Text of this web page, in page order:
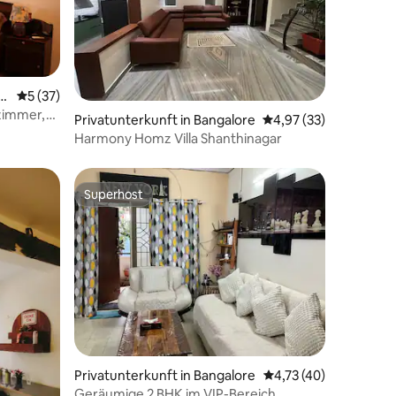
Bewertungen
Durchschnittliche Bewertung: 5 von 5, 37 Bewertungen
5 (37)
Privatunterkunft in Bangalore Durchschnittliche
4,97 (33)
Harmony Homz Villa Shanthinagar
Bewertungen
Superhost
Superhost
Privatunterkunft in Bangalore Durchschnittliche
4,73 (40)